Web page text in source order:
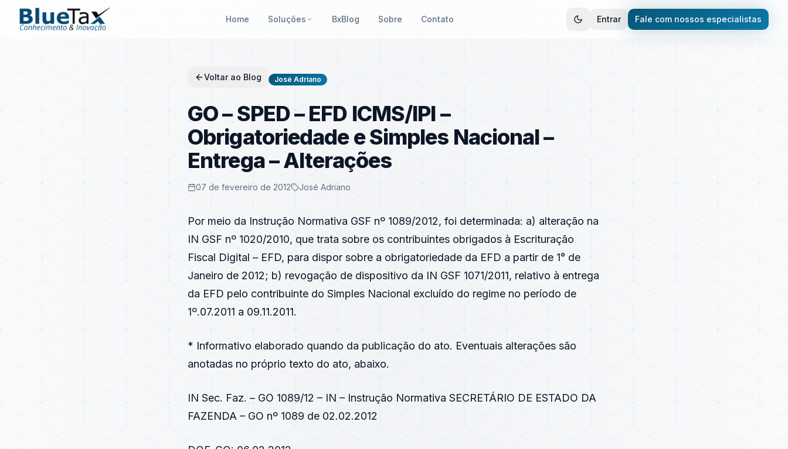
Home Soluções BxBlog Sobre Contato Entrar Fale com nossos especialistas
Voltar ao Blog José Adriano
GO – SPED – EFD ICMS/IPI –
Obrigatoriedade e Simples Nacional –
Entrega – Alterações
07 de fevereiro de 2012 José Adriano
Por meio da Instrução Normativa GSF nº 1089/2012, foi determinada: a) alteração na
IN GSF nº 1020/2010, que trata sobre os contribuintes obrigados à Escrituração
Fiscal Digital – EFD, para dispor sobre a obrigatoriedade da EFD a partir de 1° de
Janeiro de 2012; b) revogação de dispositivo da IN GSF 1071/2011, relativo à entrega
da EFD pelo contribuinte do Simples Nacional excluído do regime no período de
1º.07.2011 a 09.11.2011.
* Informativo elaborado quando da publicação do ato. Eventuais alterações são
anotadas no próprio texto do ato, abaixo.
IN Sec. Faz. – GO 1089/12 – IN – Instrução Normativa SECRETÁRIO DE ESTADO DA
FAZENDA – GO nº 1089 de 02.02.2012